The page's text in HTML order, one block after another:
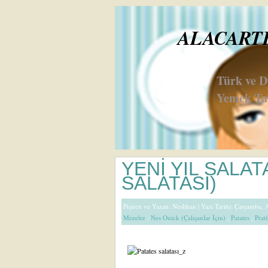
Türk ve
Yemek
YENİ YIL
SALATASI)
Pişiren ve Yazan: Neslihan | Yazı Tarihi: Çarşamba,
Mezeler , Nes Ouick (Çalışanlar İçin) , Patates ,